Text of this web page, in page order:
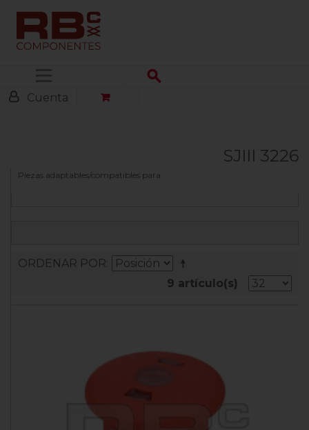
Cuenta
SJIII 3226
Piezas adaptables/compatibles para:
ORDENAR POR
9 artículo(s)